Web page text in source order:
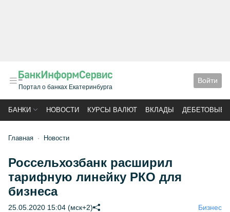
Портал о банках Екатеринбурга
Войти
БАНКИ НОВОСТИ КУРСЫ ВАЛЮТ ВКЛАДЫ ДЕБЕТОВЫЕ
Главная Новости
Россельхозбанк расширил
тарифную линейку РКО для
бизнеса
25.05.2020 15:04 (мск+2) Бизнес